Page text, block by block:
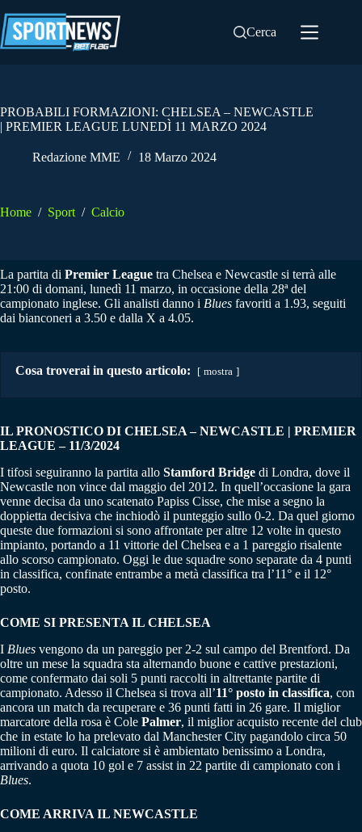
al
contenuto
Cerca
PROBABILI FORMAZIONI: CHELSEA – NEWCASTLE
| PREMIER LEAGUE LUNEDÌ 11 MARZO 2024
Redazione MME 18 Marzo 2024
Home / Sport / Calcio
La partita di Premier League tra Chelsea e Newcastle si terrà alle
21:00 di domani, lunedì 11 marzo, in occasione della 28ª del
campionato inglese. Gli analisti danno i Blues favoriti a 1.93, seguiti
dai bianconeri a 3.50 e dalla X a 4.05.
Cosa troverai in questo articolo: mostra
IL PRONOSTICO DI CHELSEA – NEWCASTLE | PREMIER
LEAGUE – 11/3/2024
I tifosi seguiranno la partita allo Stamford Bridge di Londra, dove il
Newcastle non vince dal maggio del 2012. In quell’occasione la gara
venne decisa da uno scatenato Papiss Cisse, che mise a segno la
doppietta decisiva che inchiodò il punteggio sullo 0-2. Da quel giorno
queste due formazioni si sono affrontate per altre 12 volte in questo
impianto, portando a 11 vittorie del Chelsea e a 1 pareggio risalente
allo scorso campionato. Oggi le due squadre sono separate da 4 punti
in classifica, confinate entrambe a metà classifica tra l’11° e il 12°
posto.
COME SI PRESENTA IL CHELSEA
I Blues vengono da un pareggio per 2-2 sul campo del Brentford. Da
oltre un mese la squadra sta alternando buone e cattive prestazioni,
come confermato dai soli 5 punti raccolti in altrettante partite di
campionato. Adesso il Chelsea si trova all’11° posto in classifica, con
ancora un match da recuperare e 36 punti fatti in 26 gare. Il miglior
marcatore della rosa è Cole Palmer, il miglior acquisto recente del club
che in estate lo ha prelevato dal Manchester City pagandolo circa 50
milioni di euro. Il calciatore si è ambientato benissimo a Londra,
arrivando a quota 10 gol e 7 assist in 22 partite di campionato con i
Blues.
COME ARRIVA IL NEWCASTLE